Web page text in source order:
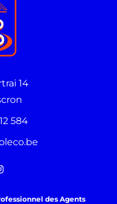
14
584
des Agents